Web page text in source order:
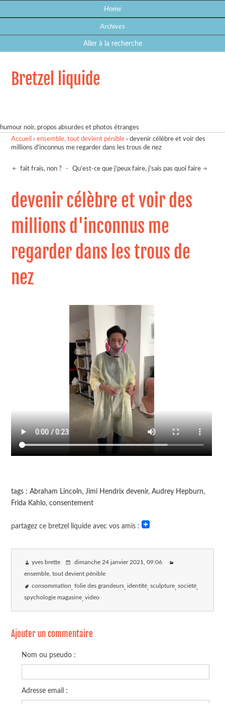
Home
Archives
Aller à la recherche
Bretzel liquide
humour noir, propos absurdes et photos étranges
Accueil ›ensemble, tout devient pénible ›devenir célèbre et voir des
millions d'inconnus me regarder dans les trous de nez
fait frais, non ? - Qu'est-ce que j'peux faire, j'sais pas quoi faire
devenir célèbre et voir des
millions d'inconnus me
regarder dans les trous de
nez
tags : Abraham Lincoln, Jimi Hendrix devenir, Audrey Hepburn,
Frida Kahlo, consentement
partagez ce bretzel liquide avec vos amis :
yves brette dimanche 24 janvier 2021 , 09:06
ensemble, tout devient pénible
consommation folie des grandeurs identité sculpture société
spychologie magasine video
Ajouter un commentaire
Nom ou pseudo :
Adresse email :